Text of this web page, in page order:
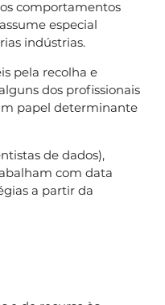
comportamentos
especial
indústrias.
pela recolha e
dos profissionais
papel determinante
de dados),
com data
a partir da